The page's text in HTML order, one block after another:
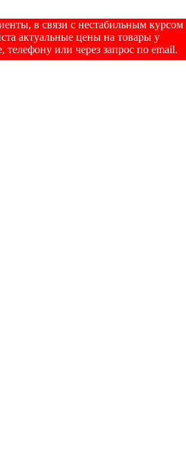
в связи с нестабильным курсом
актуальные цены на товары у
телефону или через запрос по email.